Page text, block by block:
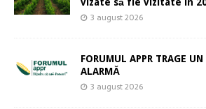
3 august 2026
FORUMUL APPR TRAGE
ALARMĂ
3 august 2026